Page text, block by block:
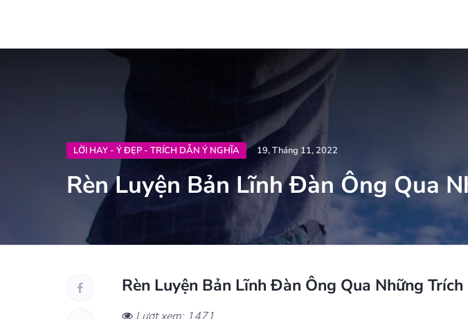
LỜI HAY - Ý ĐẸP - TRÍCH DẪN Ý NGHĨA 19, Tháng 11, 2022
Rèn Luyện Bản Lĩnh Đàn Ông Qua
Rèn Luyện Bản Lĩnh Đàn Ông Qua Những